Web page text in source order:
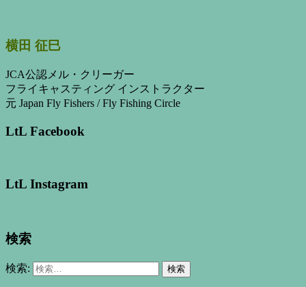
横田 征巳
JCA公認メル・クリーガー
フライキャスティング インストラクター
元 Japan Fly Fishers / Fly Fishing Circle
LtL Facebook
LtL Instagram
検索
検索: